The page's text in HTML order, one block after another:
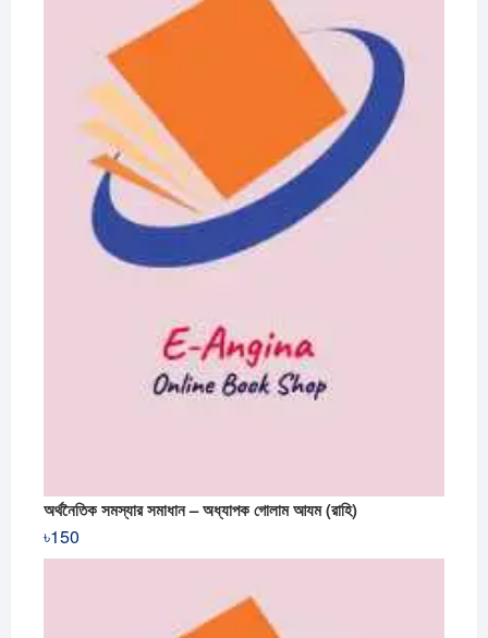
অর্থনৈতিক সমস্যার সমাধান – অধ্যাপক গোলাম আযম (রাহি)
৳150